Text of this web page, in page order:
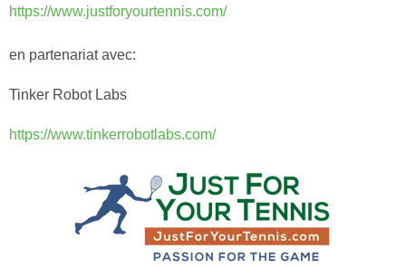
https://www.justforyourtennis.com/
en partenariat avec:
Tinker Robot Labs
https://www.tinkerrobotlabs.com/